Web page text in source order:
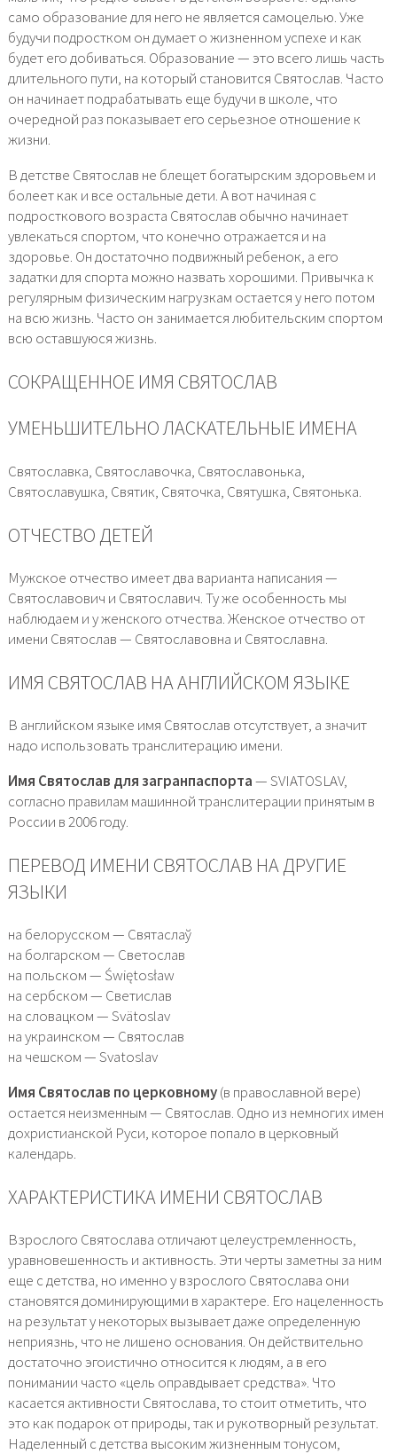
само образование для него не является самоцелью. Уже
будучи подростком он думает о жизненном успехе и как
будет его добиваться. Образование — это всего лишь часть
длительного пути, на который становится Святослав. Часто
он начинает подрабатывать еще будучи в школе, что
очередной раз показывает его серьезное отношение к
жизни.
В детстве Святослав не блещет богатырским здоровьем и
болеет как и все остальные дети. А вот начиная с
подросткового возраста Святослав обычно начинает
увлекаться спортом, что конечно отражается и на
здоровье. Он достаточно подвижный ребенок, а его
задатки для спорта можно назвать хорошими. Привычка к
регулярным физическим нагрузкам остается у него потом
на всю жизнь. Часто он занимается любительским спортом
всю оставшуюся жизнь.
СОКРАЩЕННОЕ ИМЯ СВЯТОСЛАВ
УМЕНЬШИТЕЛЬНО ЛАСКАТЕЛЬНЫЕ ИМЕНА
Святославка, Святославочка, Святославонька,
Святославушка, Святик, Святочка, Святушка, Святонька.
ОТЧЕСТВО ДЕТЕЙ
Мужское отчество имеет два варианта написания —
Святославович и Святославич. Ту же особенность мы
наблюдаем и у женского отчества. Женское отчество от
имени Святослав — Святославовна и Святославна.
ИМЯ СВЯТОСЛАВ НА АНГЛИЙСКОМ ЯЗЫКЕ
В английском языке имя Святослав отсутствует, а значит
надо использовать транслитерацию имени.
Имя Святослав для загранпаспорта— SVIATOSLAV,
согласно правилам машинной транслитерации принятым в
России в 2006 году.
ПЕРЕВОД ИМЕНИ СВЯТОСЛАВ НА ДРУГИЕ
ЯЗЫКИ
на белорусском — Святаслаў
на болгарском — Светослав
на польском — Świętosław
на сербском — Светислав
на словацком — Svätoslav
на украинском — Святослав
на чешском — Svatoslav
Имя Святослав по церковному(в православной вере)
остается неизменным — Святослав. Одно из немногих имен
дохристианской Руси, которое попало в церковный
календарь.
ХАРАКТЕРИСТИКА ИМЕНИ СВЯТОСЛАВ
Взрослого Святослава отличают целеустремленность,
уравновешенность и активность. Эти черты заметны за ним
еще с детства, но именно у взрослого Святослава они
становятся доминирующими в характере. Его нацеленность
на результат у некоторых вызывает даже определенную
неприязнь, что не лишено основания. Он действительно
достаточно эгоистично относится к людям, а в его
понимании часто «цель оправдывает средства». Что
касается активности Святослава, то стоит отметить, что
это как подарок от природы, так и рукотворный результат.
Наделенный с детства высоким жизненным тонусом,